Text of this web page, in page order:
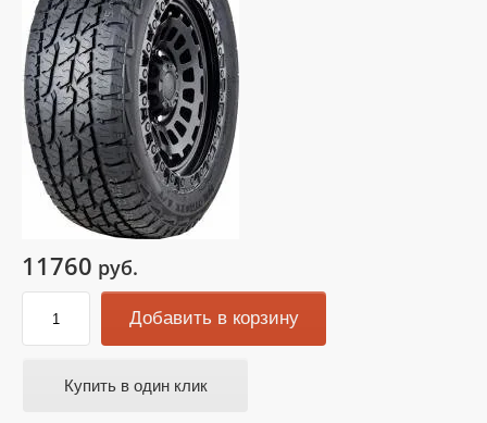
11760 руб.
Добавить в корзину
Купить в один клик